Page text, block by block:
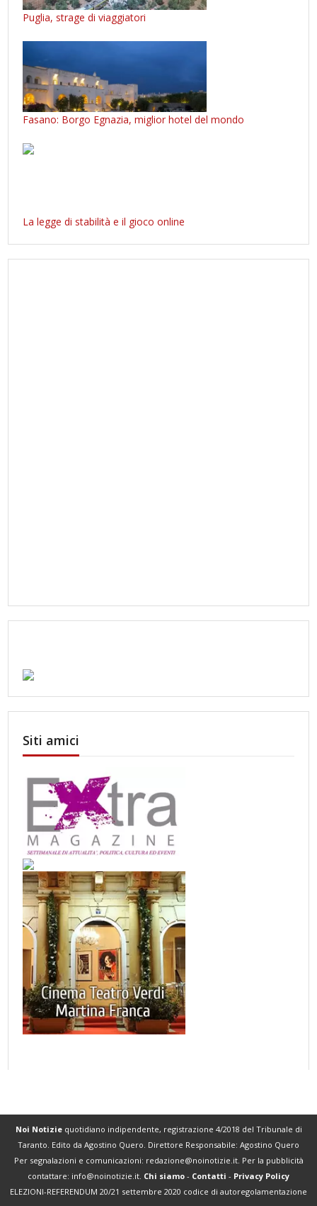
Puglia, strage di viaggiatori
Fasano: Borgo Egnazia, miglior hotel del mondo
La legge di stabilità e il gioco online
Siti amici
Noi Notiziequotidiano indipendente, registrazione 4/2018 del Tribunale di
Taranto. Edito da Agostino Quero. Direttore Responsabile: Agostino Quero
Per segnalazioni e comunicazioni: redazione@noinotizie.it. Per la pubblicità
contattare: info@noinotizie.it. Chi siamo - Contatti - Privacy Policy
ELEZIONI-REFERENDUM 20/21 settembre 2020 codice di autoregolamentazione